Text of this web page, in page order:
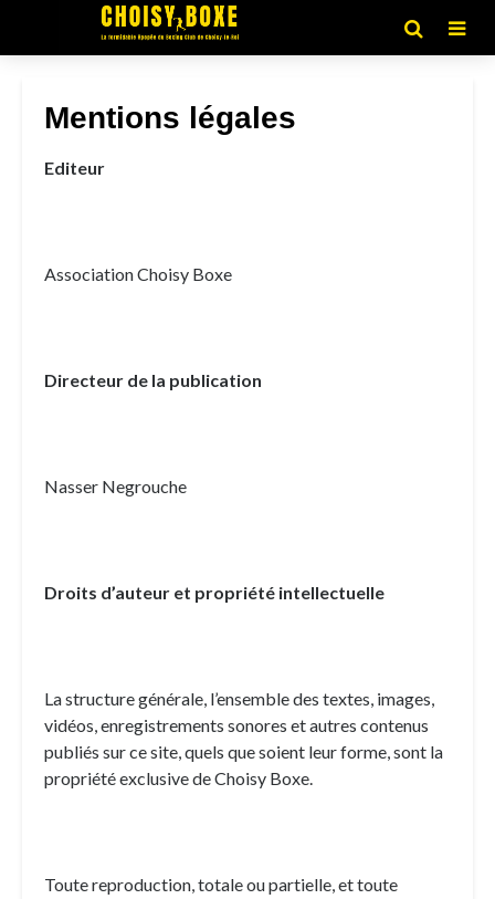
Mentions légales
Editeur
Association Choisy Boxe
Directeur de la publication
Nasser Negrouche
Droits d’auteur et propriété intellectuelle
La structure générale, l’ensemble des textes, images,
vidéos, enregistrements sonores et autres contenus
publiés sur ce site, quels que soient leur forme, sont la
propriété exclusive de Choisy Boxe.
Toute reproduction, totale ou partielle, et toute